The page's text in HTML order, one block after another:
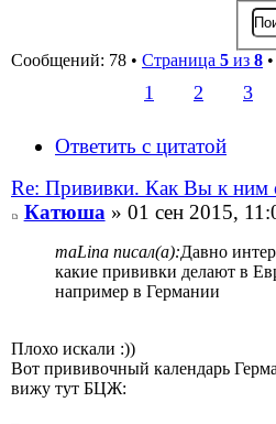
Сообщений: 78 • Страница 5 из 8 •
1 2 3
Ответить с цитатой
Re: Прививки. Как Вы к ним
Катюша» 01 сен 2015,
maLina писал(а):Давно
какие прививки делают в
например в Германии
Плохо искали :))
Вот прививочный календарь
вижу тут БЦЖ: